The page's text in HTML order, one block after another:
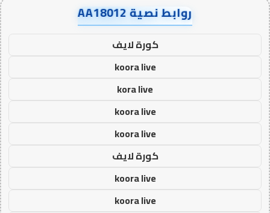
روابط نصية AA18012
كورة لايف
koora live
kora live
koora live
koora live
كورة لايف
koora live
koora live